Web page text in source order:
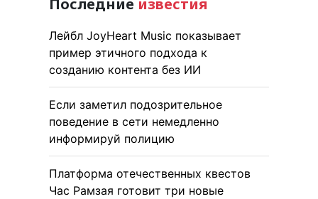
Последние известия
Лейбл JoyHeart Music показывает
пример этичного подхода к
созданию контента без ИИ
Если заметил подозрительное
поведение в сети немедленно
информируй полицию
Платформа отечественных квестов
Час Рамзая готовит три новые